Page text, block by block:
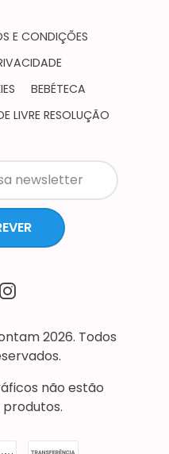
E CONDIÇÕES
BEBÉTECA
LIVRE RESOLUÇÃO
2026. Todos
não estão